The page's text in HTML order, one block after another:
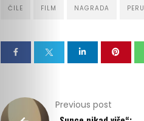
ČILE FILM NAGRADA PERU
Previous post